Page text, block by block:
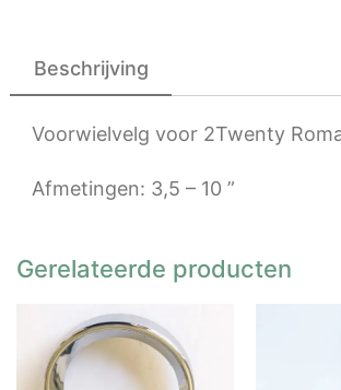
Beschrijving
Voorwielvelg voor 2Twenty
Afmetingen: 3,5 – 10 ”
Gerelateerde producten